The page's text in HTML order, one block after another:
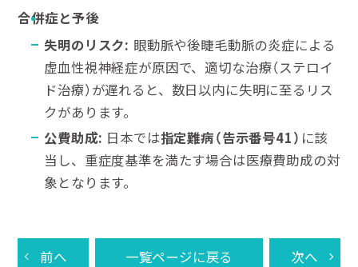
合併症と予後
失明のリスク: 眼動脈や後睫毛動脈の炎症による
虚血性視神経症が原因で、適切な治療（ステロイ
ド治療）が遅れると、数日以内に失明に至るリス
クがあります。
公費助成: 日本では指定難病（告示番号41） に該
当し、重症度基準を満たす場合は医療費助成の対
象となります。
前へ 一覧ページに戻る 次へ